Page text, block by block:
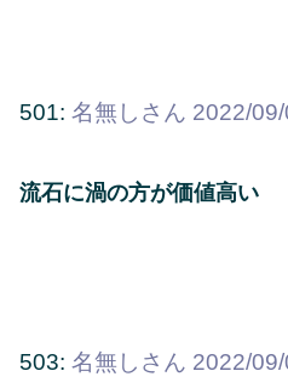
501: 名無しさん 2022/
流石に渦の方が価値高い
503: 名無しさん 2022/